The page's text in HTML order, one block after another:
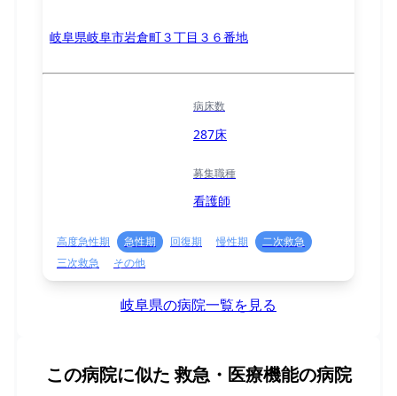
岐阜県岐阜市岩倉町３丁目３６番地
病床数
287床
募集職種
看護師
高度急性期 急性期 回復期 慢性期
二次救急
三次救急
その他
岐阜県の病院一覧を見る
この病院に似た 救急・医療機能の病院